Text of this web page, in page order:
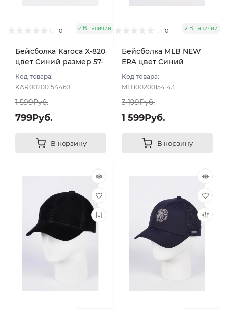
0 В наличии
Бейсболка Karoca Х-820
цвет Синий размер 57-
Код товара:
KAR00200154460
1 599Руб.
799Руб.
В корзину
0 В наличии
Бейсболка MLB NEW
ERA цвет Синий
Код товара:
MLB00200154143
3 199Руб.
1 599Руб.
В корзину